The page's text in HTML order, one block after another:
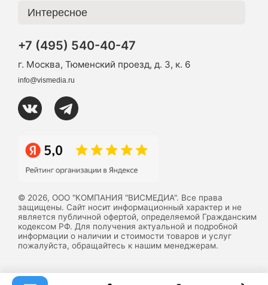
Интересное
+7 (495) 540-40-47
г. Москва, Тюменский проезд, д. 3, к. 6
info@vismedia.ru
© 2026, ООО "КОМПАНИЯ "ВИСМЕДИА". Все права
защищены. Сайт носит информационный характер и не
является публичной офертой, определяемой Гражданским
кодексом РФ. Для получения актуальной и подробной
информации о наличии и стоимости товаров и услуг
пожалуйста, обращайтесь к нашим менеджерам.